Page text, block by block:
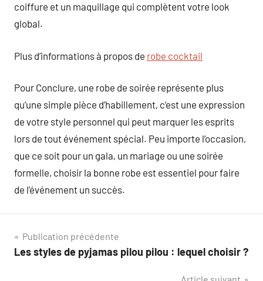
coiffure et un maquillage qui complètent votre look
global.
Plus d’informations à propos de robe cocktail
Pour Conclure, une robe de soirée représente plus
qu’une simple pièce d’habillement, c’est une expression
de votre style personnel qui peut marquer les esprits
lors de tout événement spécial. Peu importe l’occasion,
que ce soit pour un gala, un mariage ou une soirée
formelle, choisir la bonne robe est essentiel pour faire
de l’événement un succès.
Navigation
de
Publication précédente
Les styles de pyjamas pilou pilou : lequel choisir ?
Article suivant